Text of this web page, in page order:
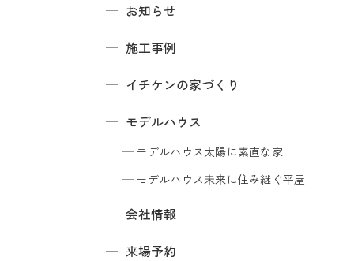
お知らせ
施工事例
イチケンの家づくり
モデルハウス
モデルハウス太陽に素直な家
モデルハウス未来に住み継ぐ平屋
会社情報
来場予約